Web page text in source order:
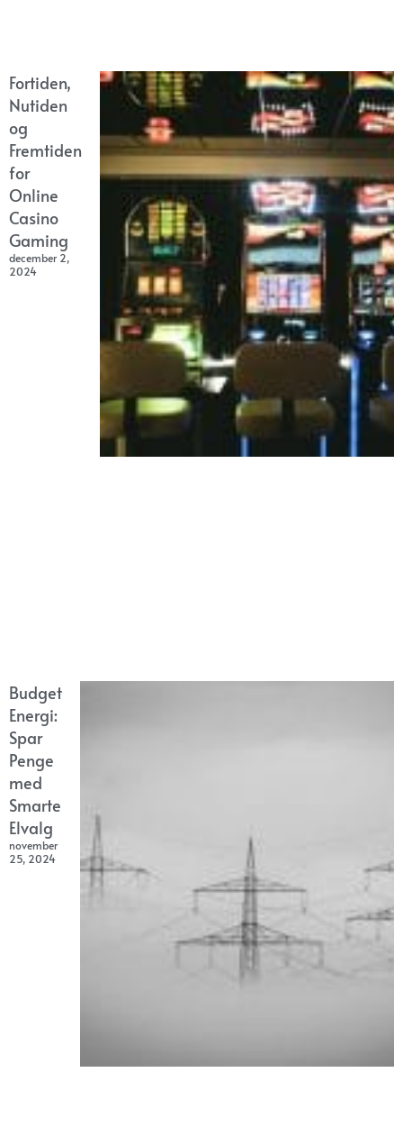
Fortiden,
Nutiden
og
Fremtiden
for
Online
Casino
Gaming
december 2,
2024
Budget
Energi:
Spar
Penge
med
Smarte
Elvalg
november
25, 2024